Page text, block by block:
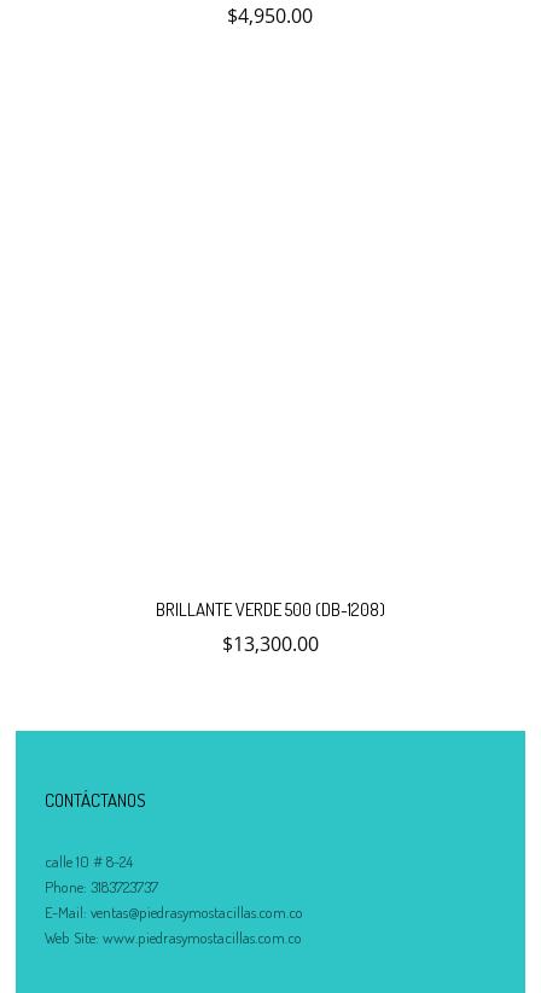
$4,950.00
BRILLANTE VERDE 500 (DB-1208)
$13,300.00
CONTÁCTANOS
calle 10 # 8-24
Phone: 3183723737
E-Mail: ventas@piedrasymostacillas.com.co
Web Site: www.piedrasymostacillas.com.co